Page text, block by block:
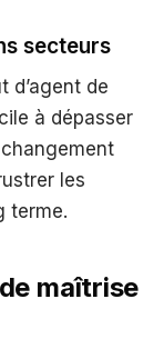
secteurs
d’agent de
à dépasser
les
terme.
maîtrise